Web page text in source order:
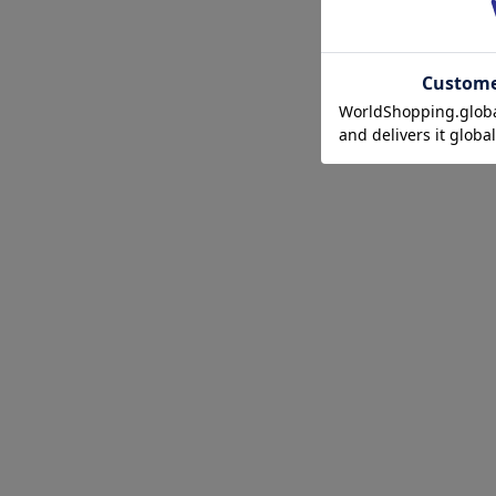
クーポンのご利用には会員登録が必要となります。